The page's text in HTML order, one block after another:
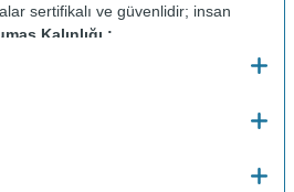
sertifikalı ve güvenlidir; insan
Kalınlığı :
kurutulmaz. Orta ısıda ve tersten